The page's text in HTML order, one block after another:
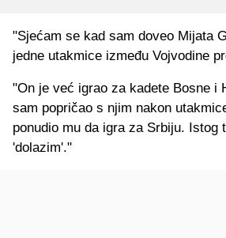
"Sjećam se kad sam doveo Mijata
jedne utakmice između Vojvodine
"On je već igrao za kadete Bosne i
sam popričao s njim nakon
ponudio mu da igra za Srbiju. Istog
'dolazim'."